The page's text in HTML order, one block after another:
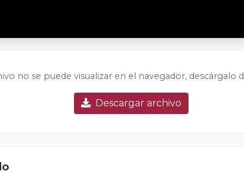
no se puede visualizar en el navegador, descárgalo
Descargar archivo